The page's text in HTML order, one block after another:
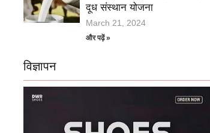
दूध संस्थान योजना
March 21, 2024
और पढ़ें »
विज्ञापन